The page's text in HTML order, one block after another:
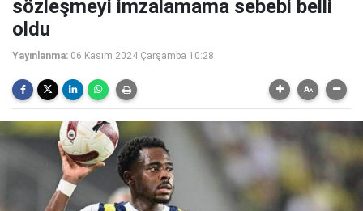
sözleşmeyi imzalamama sebebi belli
oldu
Yayınlanma: 06 Kasım 2024 Çarşamba 10:28